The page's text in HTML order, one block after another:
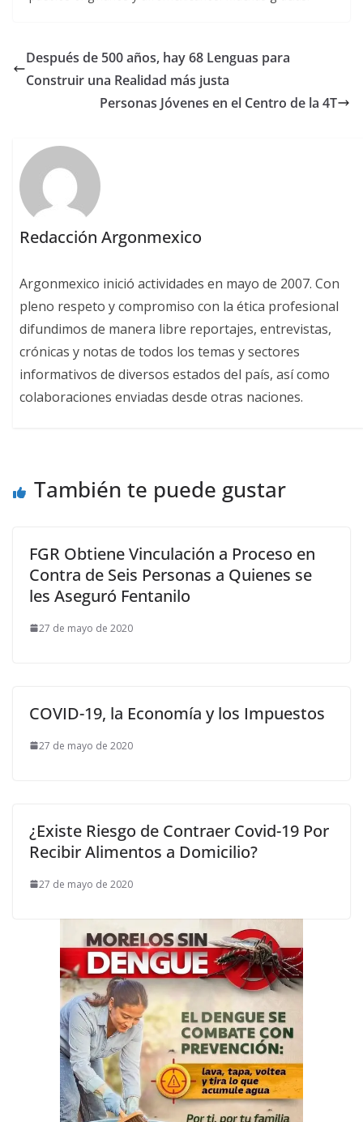
Después de 500 años, hay 68 Lenguas para
Construir una Realidad más justa
Personas Jóvenes en el Centro de la 4T
Redacción Argonmexico
Argonmexico inició actividades en mayo de 2007. Con
pleno respeto y compromiso con la ética profesional
difundimos de manera libre reportajes, entrevistas,
crónicas y notas de todos los temas y sectores
informativos de diversos estados del país, así como
colaboraciones enviadas desde otras naciones.
También te puede gustar
FGR Obtiene Vinculación a Proceso en
Contra de Seis Personas a Quienes se
les Aseguró Fentanilo
27 de mayo de 2020
COVID-19, la Economía y los Impuestos
27 de mayo de 2020
¿Existe Riesgo de Contraer Covid-19 Por
Recibir Alimentos a Domicilio?
27 de mayo de 2020